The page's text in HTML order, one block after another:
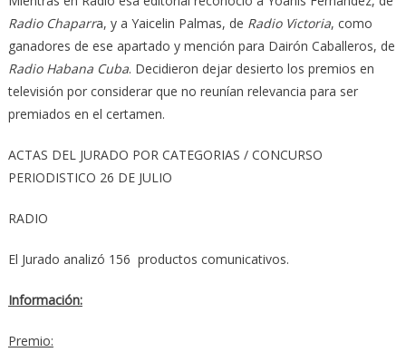
Radio Chaparra, y a Yaicelin Palmas, de Radio Victoria, como
ganadores de ese apartado y mención para Dairón Caballeros, de
Radio Habana Cuba. Decidieron dejar desierto los premios en
televisión por considerar que no reunían relevancia para ser
premiados en el certamen.
ACTAS DEL JURADO POR CATEGORIAS / CONCURSO
PERIODISTICO 26 DE JULIO
RADIO
El Jurado analizó 156 productos comunicativos.
Información:
Premio: